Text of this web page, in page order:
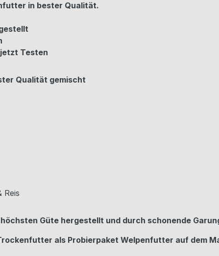
in bester Qualität.
Testen
Qualität gemischt
Reis
Güte hergestellt und durch schonende
als Probierpaket Welpenfutter auf dem